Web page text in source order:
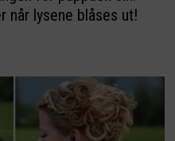
når lysene blåses ut!